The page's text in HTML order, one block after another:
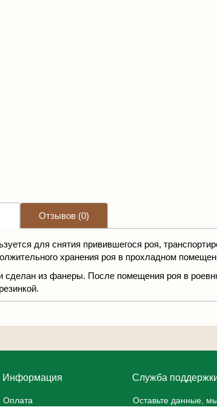
Отзывов (0)
для снятия привившегося роя,
хранения роя в прохладном
сделан из фанеры. После помещения роя в
Информация
Оплата
Служба
Оставьте данные, мы